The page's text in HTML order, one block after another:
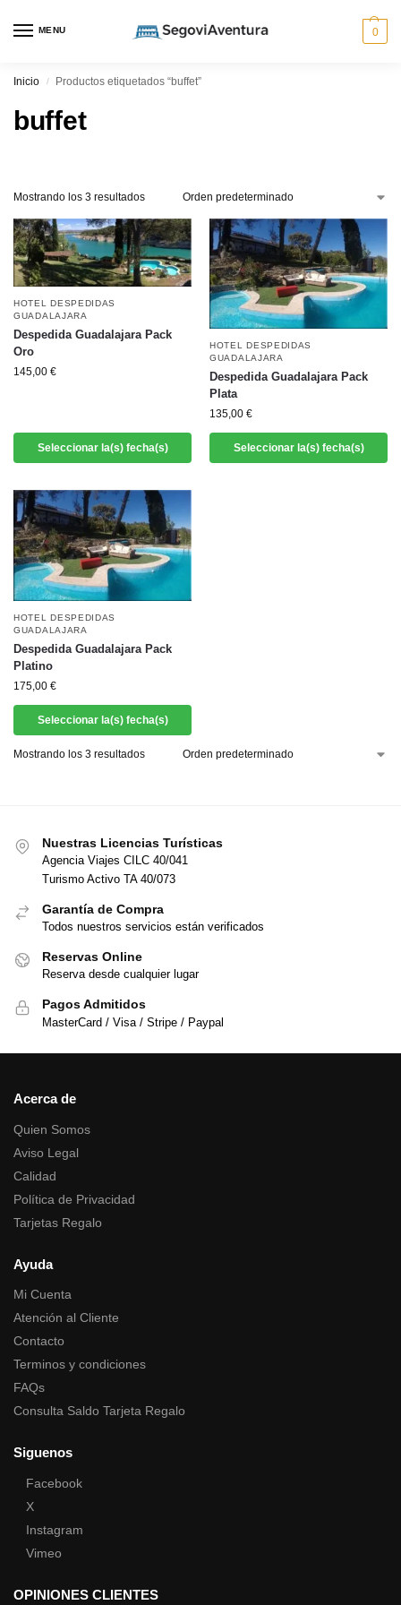
MENU 0
Inicio / Productos etiquetados “buffet”
buffet
Mostrando los 3 resultados
HOTEL DESPEDIDAS
GUADALAJARA
Despedida Guadalajara Pack
Oro
145,00 €
Seleccionar la(s) fecha(s)
HOTEL DESPEDIDAS
GUADALAJARA
Despedida Guadalajara Pack
Plata
135,00 €
Seleccionar la(s) fecha(s)
HOTEL DESPEDIDAS
GUADALAJARA
Despedida Guadalajara Pack
Platino
175,00 €
Seleccionar la(s) fecha(s)
Mostrando los 3 resultados
Nuestras Licencias Turísticas
Agencia Viajes CILC 40/041
Turismo Activo TA 40/073
Garantía de Compra
Todos nuestros servicios están verificados
Reservas Online
Reserva desde cualquier lugar
Pagos Admitidos
MasterCard / Visa / Stripe / Paypal
Acerca de
Quien Somos
Aviso Legal
Calidad
Política de Privacidad
Tarjetas Regalo
Ayuda
Mi Cuenta
Atención al Cliente
Contacto
Terminos y condiciones
FAQs
Consulta Saldo Tarjeta Regalo
Siguenos
Facebook
X
Instagram
Vimeo
OPINIONES CLIENTES